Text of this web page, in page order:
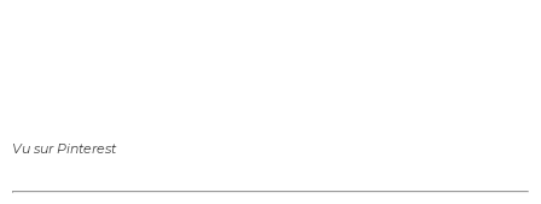
Vu sur Pinterest